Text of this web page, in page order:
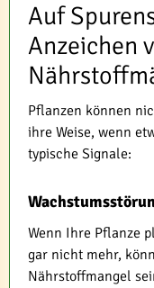
Auf
Anzeichen
Pflanzen können
ihre Weise, wenn
typische Signale:
Wenn Ihre Pflanze
gar nicht mehr,
Nährstoffmangel